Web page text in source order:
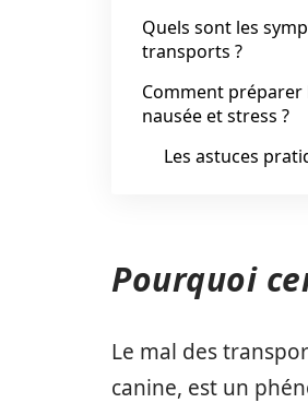
Quels sont les
transports ?
Comment
nausée et stress ?
Les astuces
Pourquoi
Le mal des
canine, est un